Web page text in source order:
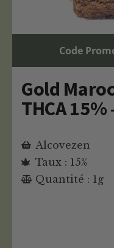
Code
Gold
THCA
Alcovezen
Taux : 15%
Quantité : 1g